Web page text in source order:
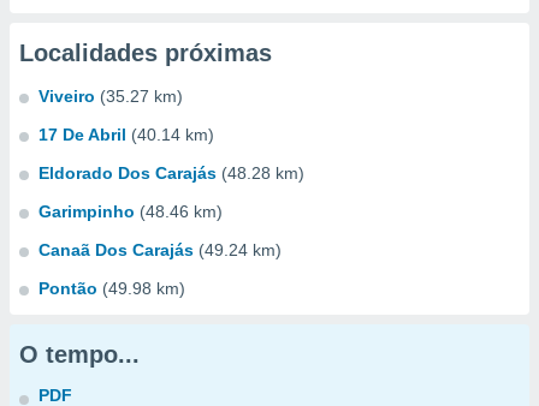
Localidades próximas
Viveiro (35.27 km)
17 De Abril (40.14 km)
Eldorado Dos Carajás (48.28 km)
Garimpinho (48.46 km)
Canaã Dos Carajás (49.24 km)
Pontão (49.98 km)
O tempo...
PDF